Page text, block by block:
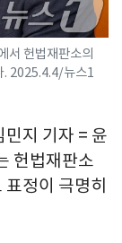
서 헌법재판소의
. 2025.4.4/뉴스1
지 기자 = 윤
헌법재판소
정이 극명히